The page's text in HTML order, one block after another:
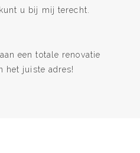
u bij mij terecht.
een totale renovatie
het juiste adres!